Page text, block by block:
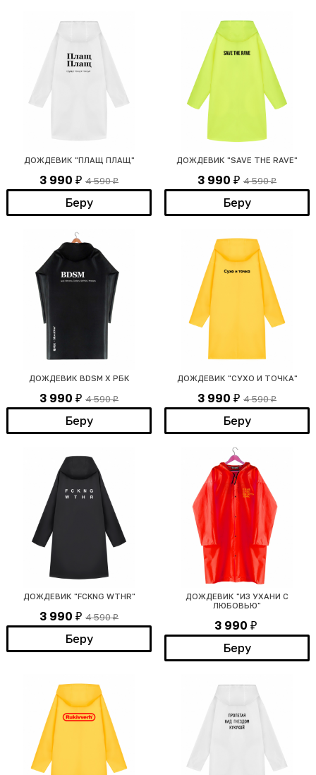
ДОЖДЕВИК "ПЛАЩ ПЛАЩ"
3 990 ₽ 4 590₽
Беру
ДОЖДЕВИК "SAVE THE RAVE"
3 990 ₽ 4 590₽
Беру
ДОЖДЕВИК BDSM Х РБК
3 990 ₽ 4 590₽
Беру
ДОЖДЕВИК "СУХО И ТОЧКА"
3 990 ₽ 4 590₽
Беру
ДОЖДЕВИК "FCKNG WTHR"
3 990 ₽ 4 590₽
Беру
ДОЖДЕВИК "ИЗ УХАНИ С
ЛЮБОВЬЮ"
3 990 ₽
Беру